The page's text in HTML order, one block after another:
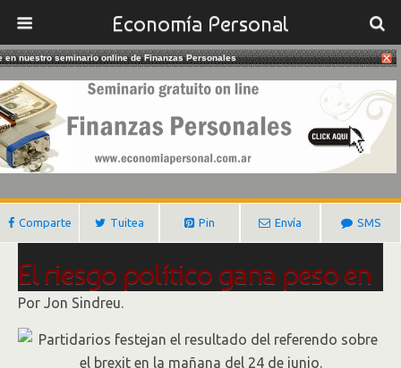
Economía Personal
08/02/2017
El Riesgo Político Y Los Inversores
Gustavo Ibañez Padilla
Comparte Tuitea Pin Envía SMS
El riesgo político gana peso en
la decisión de los inversionistas
globales
Por Jon Sindreu.
en nuestro seminario online de Finanzas Personales